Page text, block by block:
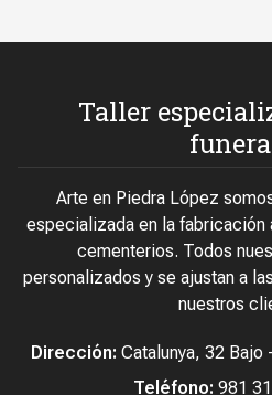
Taller
Arte en Piedra López
especializada en la fabricación
cementerios. Todos
personalizados y se ajustan a
nuestros
Dirección: Catalunya, 32 Bajo
Teléfono: 981